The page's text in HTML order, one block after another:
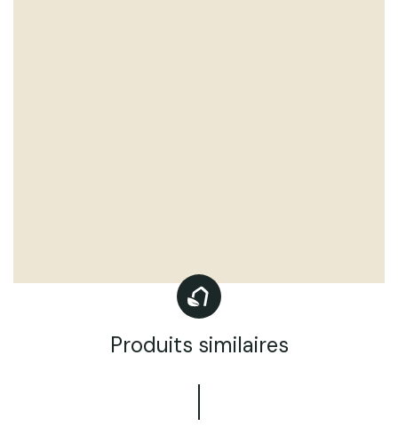
Produits similaires